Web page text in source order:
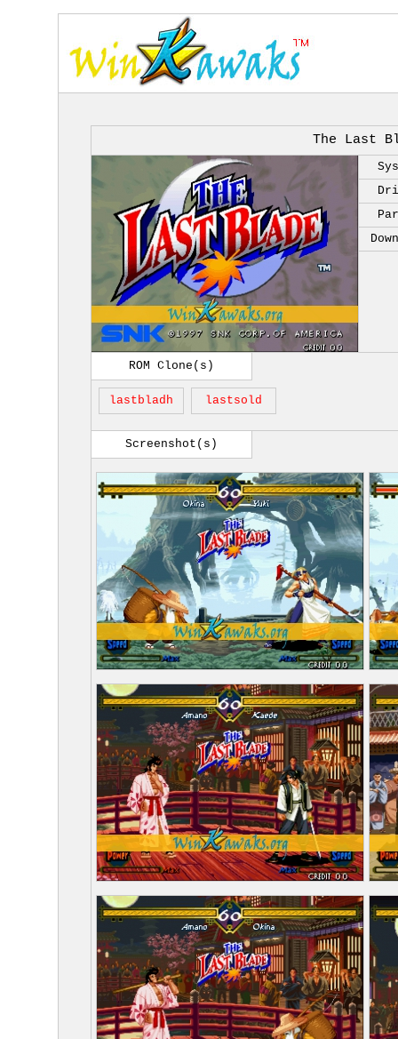
The Last
ROM Clone(s)
lastbladh lastsold
Screenshot(s)